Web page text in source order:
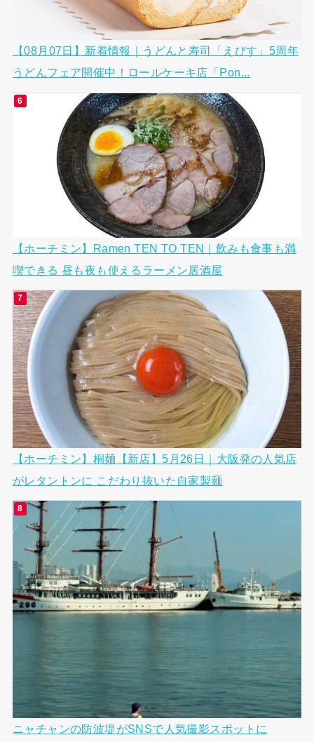
【08月07日】新着情報｜うどんと寿司「えびす」5周年
うどんフェア開催中！ロールケーキ店「Pon...
【ホーチミン】Ramen TEN TO TEN｜飲みも食事も満
喫できる 昼も夜も使えるラーメン居酒屋
【ホーチミン】桐麺【新店】5月26日｜大阪発の人気店
がレタントンに こだわり抜いた自家製麺
ニャチャンの防波堤がSNSで人気撮影スポットに